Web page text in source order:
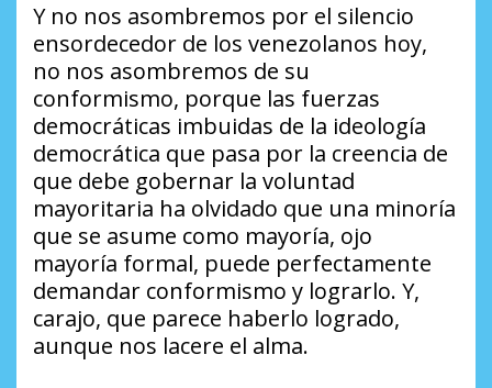
Y no nos asombremos por el silencio
ensordecedor de los venezolanos hoy,
no nos asombremos de su
conformismo, porque las fuerzas
democráticas imbuidas de la ideología
democrática que pasa por la creencia de
que debe gobernar la voluntad
mayoritaria ha olvidado que una minoría
que se asume como mayoría, ojo
mayoría formal, puede perfectamente
demandar conformismo y lograrlo. Y,
carajo, que parece haberlo logrado,
aunque nos lacere el alma.